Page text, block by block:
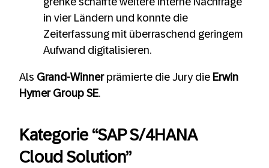
in vier Ländern und konnte die
Zeiterfassung mit überraschend geringem
Aufwand digitalisieren.
Als Grand-Winnerprämierte die Jury die Erwin
Hymer Group SE.
Kategorie “SAP S/4HANA
Cloud Solution”